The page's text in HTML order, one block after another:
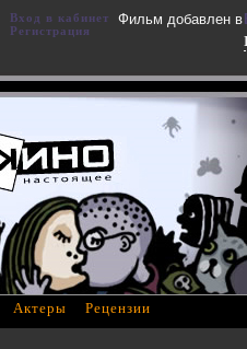
Актеры Рецензии
Фильм добавлен в
Вход в кабинет
Регистрация